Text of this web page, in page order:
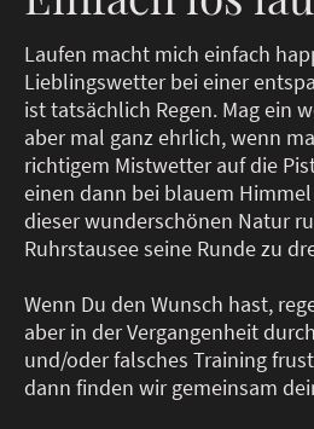
Laufen macht mich einfach
Lieblingswetter bei einer
ist tatsächlich Regen. Mag ein
aber mal ganz ehrlich, wenn
richtigem Mistwetter auf die
einen dann bei blauem
dieser wunderschönen Natur
Ruhrstausee seine Runde zu
Wenn Du den Wunsch hast,
aber in der Vergangenheit
und/oder falsches Training
dann finden wir gemeinsam